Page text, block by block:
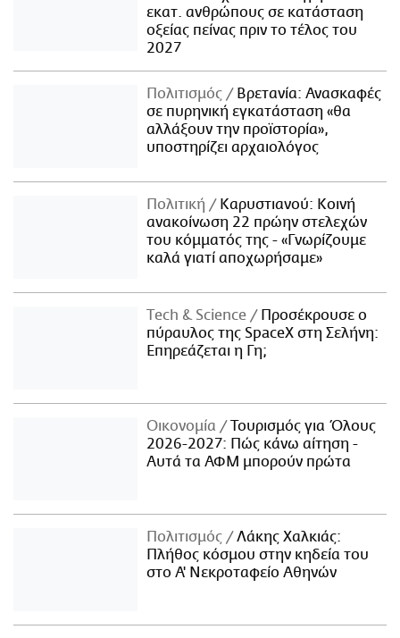
εκατ. ανθρώπους σε κατάσταση
οξείας πείνας πριν το τέλος του
2027
Πολιτισμός
Βρετανία: Ανασκαφές
σε πυρηνική εγκατάσταση «θα
αλλάξουν την προϊστορία»,
υποστηρίζει αρχαιολόγος
Πολιτική
Καρυστιανού: Κοινή
ανακοίνωση 22 πρώην στελεχών
του κόμματός της - «Γνωρίζουμε
καλά γιατί αποχωρήσαμε»
Τech & Science
Προσέκρουσε ο
πύραυλος της SpaceX στη Σελήνη:
Επηρεάζεται η Γη;
Οικονομία
Τουρισμός για Όλους
2026-2027: Πώς κάνω αίτηση -
Αυτά τα ΑΦΜ μπορούν πρώτα
Πολιτισμός
Λάκης Χαλκιάς:
Πλήθος κόσμου στην κηδεία του
στο Α' Νεκροταφείο Αθηνών